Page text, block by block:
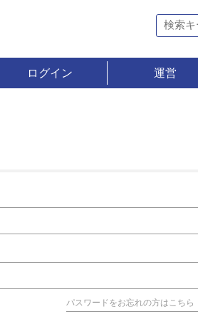
ログイン 運営
パスワードをお忘れの方はこちら